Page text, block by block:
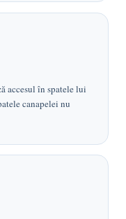
accesul în spatele lui
canapelei nu